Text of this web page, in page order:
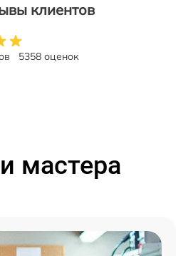
клиентов
5358 оценок
мастера